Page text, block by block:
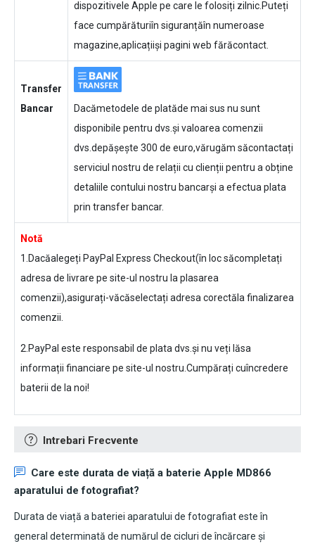
dispozitivele Apple pe care le folosiți zilnic.Puteți
face cumpărăturiîn siguranțăîn numeroase
magazine,aplicațiiși pagini web fărăcontact.
Transfer
Bancar
Dacămetodele de platăde mai sus nu sunt
disponibile pentru dvs.și valoarea comenzii
dvs.depășește 300 de euro,vărugăm săcontactați
serviciul nostru de relații cu clienții pentru a obține
detaliile contului nostru bancarși a efectua plata
prin transfer bancar.
Notă
1.Dacăalegeți PayPal Express Checkout(în loc săcompletați
adresa de livrare pe site-ul nostru la plasarea
comenzii),asigurați-văcăselectați adresa corectăla finalizarea
comenzii.
2.PayPal este responsabil de plata dvs.și nu veți lăsa
informații financiare pe site-ul nostru.Cumpărați cuîncredere
baterii de la noi!
Intrebari Frecvente
Care este durata de viață a baterie Apple MD866
aparatului de fotografiat?
Durata de viață a bateriei aparatului de fotografiat este în
general determinată de numărul de cicluri de încărcare și